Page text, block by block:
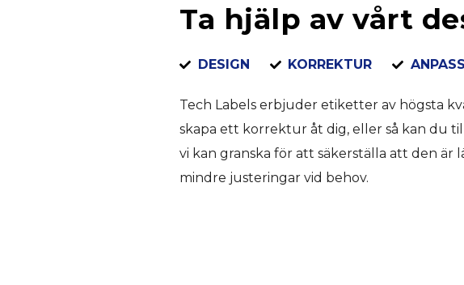
Ta hjälp av vårt
DESIGN KORREKTUR
Tech Labels erbjuder etiketter av högsta
skapa ett korrektur åt dig, eller så kan du
vi kan granska för att säkerställa att den är
mindre justeringar vid behov.